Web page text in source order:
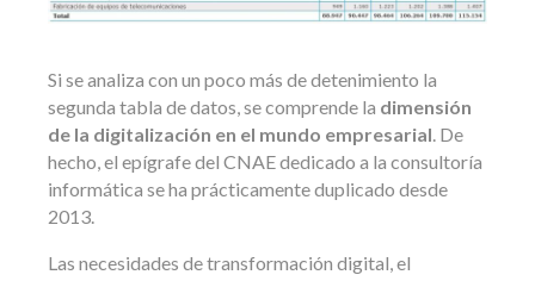
Si se analiza con un poco más de detenimiento la
segunda tabla de datos, se comprende la dimensión
de la digitalización en el mundo empresarial. De
hecho, el epígrafe del CNAE dedicado a la consultoría
informática se ha prácticamente duplicado desde
2013.
Las necesidades de transformación digital, el